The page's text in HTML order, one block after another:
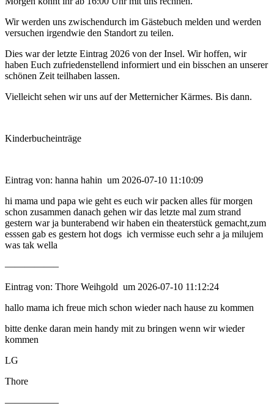
Wir werden uns zwischendurch im Gästebuch melden und werden
versuchen irgendwie den Standort zu teilen.
Dies war der letzte Eintrag 2026 von der Insel. Wir hoffen, wir
haben Euch zufriedenstellend informiert und ein bisschen an unserer
schönen Zeit teilhaben lassen.
Vielleicht sehen wir uns auf der Metternicher Kärmes. Bis dann.
Kinderbucheinträge
Eintrag von: hanna hahin um 2026-07-10 11:10:09
hi mama und papa wie geht es euch wir packen alles für morgen
schon zusammen danach gehen wir das letzte mal zum strand
gestern war ja bunterabend wir haben ein theaterstück gemacht,zum
esssen gab es gestern hot dogs ich vermisse euch sehr a ja milujem
was tak wella
—————–
Eintrag von: Thore Weihgold um 2026-07-10 11:12:24
hallo mama ich freue mich schon wieder nach hause zu kommen
bitte denke daran mein handy mit zu bringen wenn wir wieder
kommen
LG
Thore
—————–